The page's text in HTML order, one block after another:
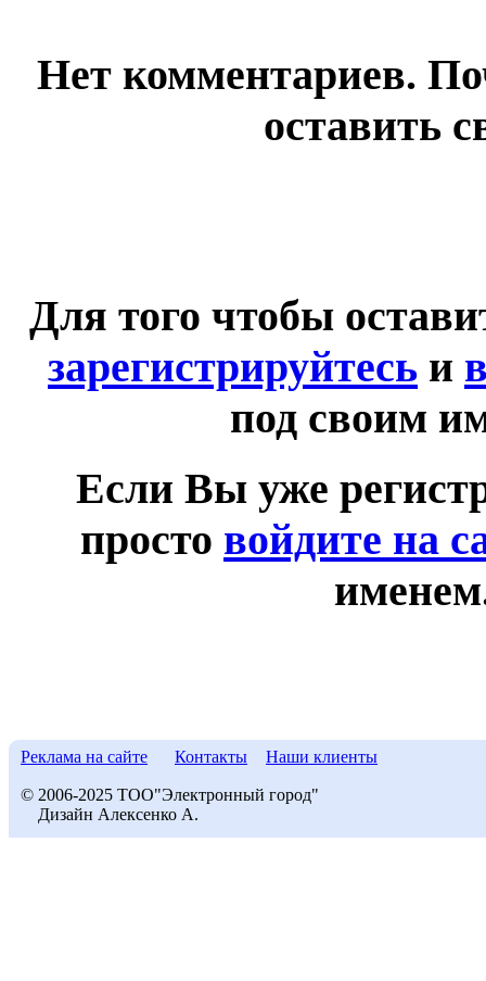
Нет комментариев.
оставить
Для того чтобы
зарегистрируйтесь и
под своим
Если Вы уже
просто войдите на
Реклама на сайте Контакты Наши клиенты
© 2006-2025 ТОО"Электронный город"
Дизайн Алексенко А.